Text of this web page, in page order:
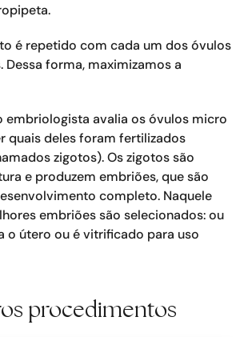
é repetido com cada um dos óvulos
forma, maximizamos a
embriologista avalia os óvulos micro
quais deles foram fertilizados
zigotos). Os zigotos são
e produzem embriões, que são
completo. Naquele
embriões são selecionados: ou
o útero ou é vitrificado para uso
procedimentos